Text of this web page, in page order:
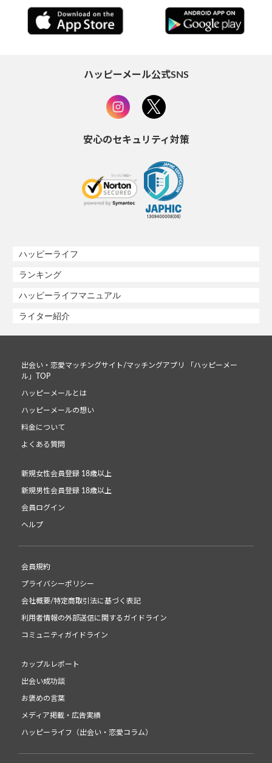
ハッピーメール公式SNS
安心のセキュリティ対策
ハッピーライフ
ランキング
ハッピーライフマニュアル
ライター紹介
出会い・恋愛マッチングサイト/マッチングアプリ 「ハッピーメー
ル」TOP
ハッピーメールとは
ハッピーメールの想い
料金について
よくある質問
新規女性会員登録 18歳以上
新規男性会員登録 18歳以上
会員ログイン
ヘルプ
会員規約
プライバシーポリシー
会社概要/特定商取引法に基づく表記
利用者情報の外部送信に関するガイドライン
コミュニティガイドライン
カップルレポート
出会い成功談
お褒めの言葉
メディア掲載・広告実績
ハッピーライフ（出会い・恋愛コラム）